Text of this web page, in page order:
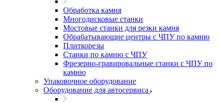
Обработка камня
Многодисковые станки
Мостовые станки для резки камня
Обрабатывающие центры с ЧПУ по камню
Плиткорезы
Станки по камню с ЧПУ
Фрезерно-гравировальные станки с ЧПУ по
камню
Упаковочное оборудование
Оборудование для автосервиса